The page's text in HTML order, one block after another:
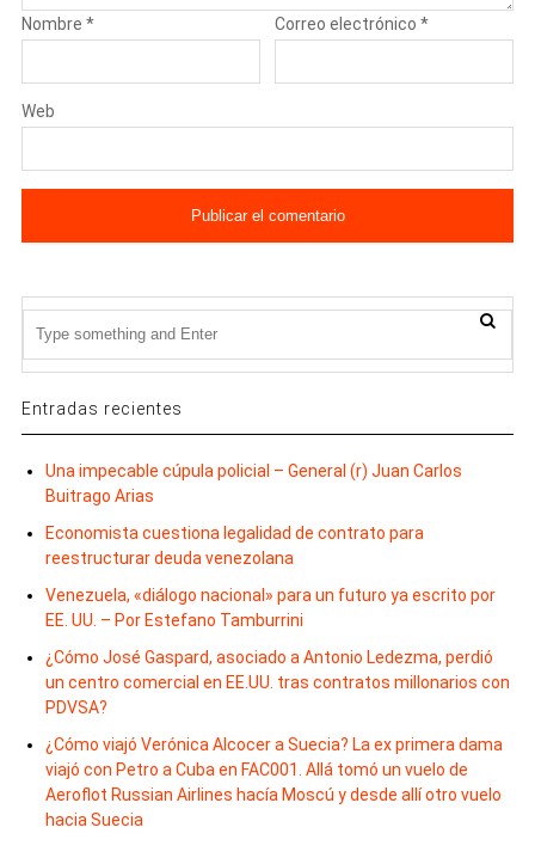
Nombre * Correo electrónico*
Web
Entradas recientes
Una impecable cúpula policial – General (r) Juan Carlos
Buitrago Arias
Economista cuestiona legalidad de contrato para
reestructurar deuda venezolana
Venezuela, «diálogo nacional» para un futuro ya escrito por
EE. UU. – Por Estefano Tamburrini
¿Cómo José Gaspard, asociado a Antonio Ledezma, perdió
un centro comercial en EE.UU. tras contratos millonarios con
PDVSA?
¿Cómo viajó Verónica Alcocer a Suecia? La ex primera dama
viajó con Petro a Cuba en FAC001. Allá tomó un vuelo de
Aeroflot Russian Airlines hacía Moscú y desde allí otro vuelo
hacia Suecia